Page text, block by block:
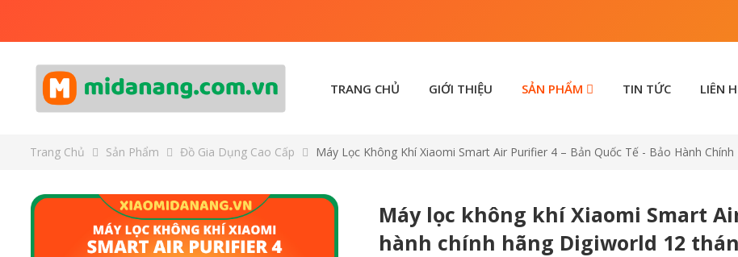
TRANG CHỦ GIỚI THIỆU SẢN PHẨM TIN TỨC LIÊN
Trang Chủ Sản Phẩm Đồ Gia Dụng Cao Cấp Máy Lọc Không Khí Xiaomi Smart Air Purifier 4 – Bản Quốc Tế - Bảo Hành
Máy lọc không khí Xiaomi Smart
hành chính hãng Digiworld 12